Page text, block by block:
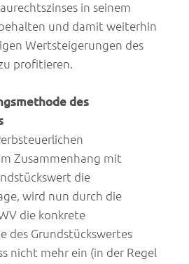
in seinem
und damit weiterhin
Wertsteigerungen des
profitieren.
des
Zusammenhang mit
die
wird nun durch die
die konkrete
des Grundstückswertes
nicht mehr ein (in der Regel